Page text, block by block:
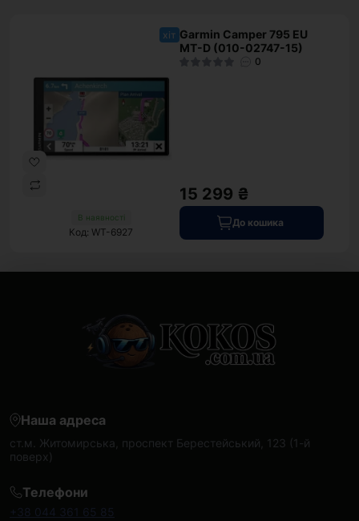
хіт
В наявності
Код: WT-6927
Garmin Camper 795 EU
MT-D (010-02747-15)
0
15 299 ₴
До кошика
Наша адреса
ст.м. Житомирська, проспект Берестейський, 123 (1-й
поверх)
Телефони
+38 044 361 65 85